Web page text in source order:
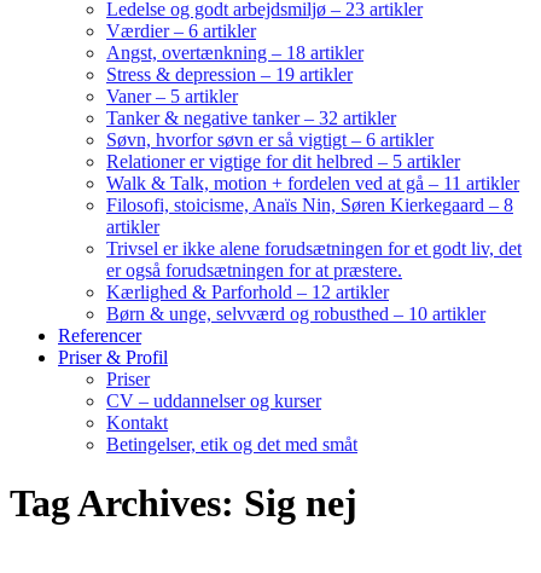
Ledelse og godt arbejdsmiljø – 23 artikler
Værdier – 6 artikler
Angst, overtænkning – 18 artikler
Stress & depression – 19 artikler
Vaner – 5 artikler
Tanker & negative tanker – 32 artikler
Søvn, hvorfor søvn er så vigtigt – 6 artikler
Relationer er vigtige for dit helbred – 5 artikler
Walk & Talk, motion + fordelen ved at gå – 11 artikler
Filosofi, stoicisme, Anaïs Nin, Søren Kierkegaard – 8
artikler
Trivsel er ikke alene forudsætningen for et godt liv, det
er også forudsætningen for at præstere.
Kærlighed & Parforhold – 12 artikler
Børn & unge, selvværd og robusthed – 10 artikler
Referencer
Priser & Profil
Priser
CV – uddannelser og kurser
Kontakt
Betingelser, etik og det med småt
Tag Archives: Sig nej